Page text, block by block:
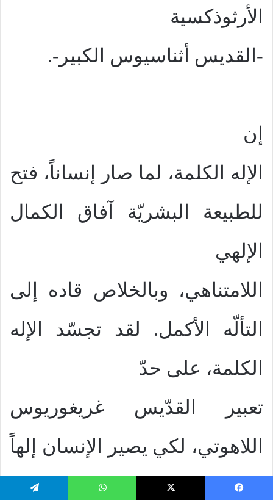
الأرثوذكسية
-القديس أثناسيوس الكبير-.
إن
الإله الكلمة، لما صار إنساناً، فتح
للطبيعة البشريّة آفاق الكمال
الإلهي
اللامتناهي، وبالخلاص قاده إلى
التألّه الأكمل. لقد تجسّد الإله
الكلمة، على حدّ
تعبير القدّيس غريغوريوس
اللاهوتي، لكي يصير الإنسان إلهاً
بنفس القدر الذي صار